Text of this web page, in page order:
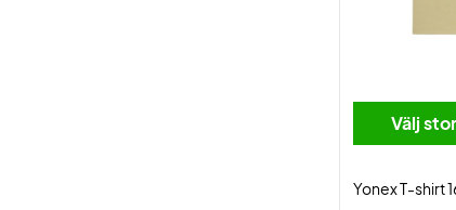
Välj
Yonex T-shirt